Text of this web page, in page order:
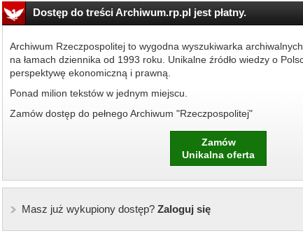
Dostęp do treści Archiwum.rp.pl jest płatny.
Archiwum Rzeczpospolitej to wygodna wyszukiwarka
na łamach dziennika od 1993 roku. Unikalne źródło wiedzy o
perspektywę ekonomiczną i prawną.
Ponad milion tekstów w jednym miejscu.
Zamów dostęp do pełnego Archiwum "Rzeczpospolitej"
Zamów
Unikalna oferta
Masz już wykupiony dostęp?Zaloguj się